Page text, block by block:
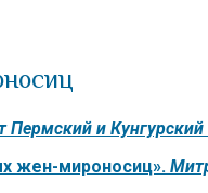
Пермский и
жен-мироносиц».